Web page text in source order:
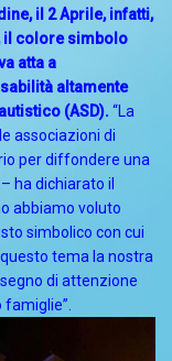
il 2 Aprile, infatti,
il colore simbolo
atta a
altamente
(ASD). “La
associazioni di
per diffondere una
ha dichiarato il
abbiamo voluto
simbolico con cui
tema la nostra
di attenzione